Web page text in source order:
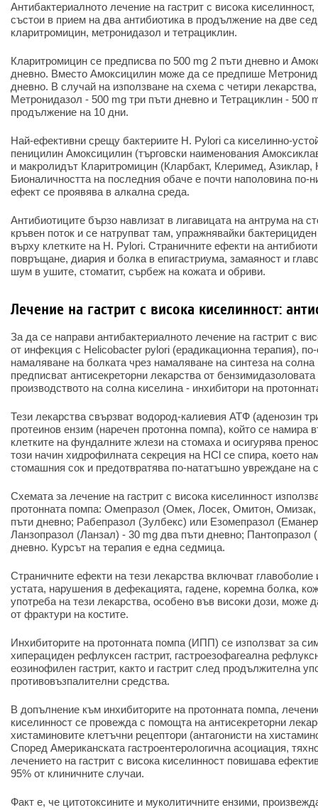
Антибактериалното лечение на гастрит с висока
състои в прием на два антибиотика в продължение на две
кларитромицин, метронидазол и тетрациклин.
Кларитромицин се предписва по 500 mg 2 пъти дневно и
дневно. Вместо Амоксицилин може да се предпише
дневно. В случай на използване на схема с четири
Метронидазол - 500 mg три пъти дневно и Тетрациклин - 500
продължение на 10 дни.
Най-ефективни срещу бактериите H. Pylori са киселинно-
пеницилин Амоксицилин (търговски наименования
и макролидът Кларитромицин (Кларбакт, Клеримед, Азиклар,
Бионаличността на последния обаче е почти наполовина по-
ефект се проявява в алкална среда.
Антибиотиците бързо навлизат в лигавицата на антрума на
кръвен поток и се натрупват там, упражнявайки
върху клетките на H. Pylori. Страничните ефекти на
повръщане, диария и болка в епигастриума, замаяност и
шум в ушите, стоматит, сърбеж на кожата и обриви.
Лечение на гастрит с висока киселинност:
За да се направи антибактериалното лечение на гастрит с
от инфекция с Helicobacter pylori (ерадикационна терапия),
намаляване на болката чрез намаляване на синтеза на
предписват антисекреторни лекарства от
производството на солна киселина - инхибитори на
Тези лекарства свързват водород-калиевия АТФ (аденозин
протеинов ензим (наречен протонна помпа), който се намира
клетките на фундалните жлези на стомаха и осигурява
този начин хидрофилната секреция на HCl се спира, което
стомашния сок и предотвратява по-нататъшно увреждане на
Схемата за лечение на гастрит с висока киселинност
протонната помпа: Омепразол (Омек, Лосек, Омитон,
пъти дневно; Рабепразол (Зулбекс) или Езомепразол
Ланзопразол (Ланзал) - 30 mg два пъти дневно; Пантопразол
дневно. Курсът на терапия е една седмица.
Страничните ефекти на тези лекарства включват главоболие
устата, нарушения в дефекацията, гадене, коремна болка,
употреба на тези лекарства, особено във високи дози, може
от фрактури на костите.
Инхибиторите на протонната помпа (ИПП) се използват за
хиперациден рефлуксен гастрит, гастроезофагеална
еозинофилен гастрит, както и гастрит след продължителна
противовъзпалителни средства.
В допълнение към инхибиторите на протонната помпа,
киселинност се провежда с помощта на антисекреторни
хистаминовите клетъчни рецептори (антагонисти на
Според Американската гастроентерологична асоциация,
лечението на гастрит с висока киселинност повишава
95% от клиничните случаи.
Факт е, че цитотоксините и муколитичните ензими,